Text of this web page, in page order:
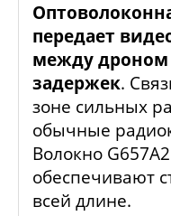
передает
между дроном
задержек.
зоне сильных
обычные
Волокно
обеспечивают
всей длине.